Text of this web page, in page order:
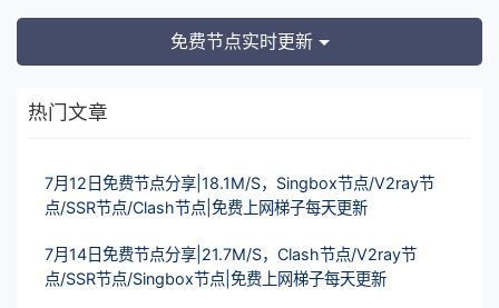
免费节点实时更新
热门文章
7月12日免费节点分享|18.1M/S，Singbox节点/V2ray节
点/SSR节点/Clash节点|免费上网梯子每天更新
7月14日免费节点分享|21.7M/S，Clash节点/V2ray节
点/SSR节点/Singbox节点|免费上网梯子每天更新